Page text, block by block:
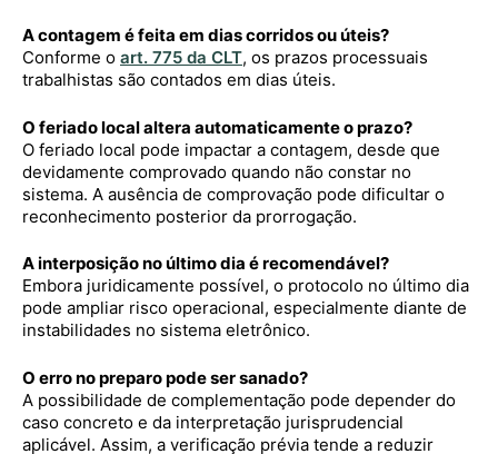
A contagem é feita em dias corridos ou úteis?
Conforme o art. 775 da CLT, os prazos processuais
trabalhistas são contados em dias úteis.
O feriado local altera automaticamente o prazo?
O feriado local pode impactar a contagem, desde que
devidamente comprovado quando não constar no
sistema. A ausência de comprovação pode dificultar o
reconhecimento posterior da prorrogação.
A interposição no último dia é recomendável?
Embora juridicamente possível, o protocolo no último dia
pode ampliar risco operacional, especialmente diante de
instabilidades no sistema eletrônico.
O erro no preparo pode ser sanado?
A possibilidade de complementação pode depender do
caso concreto e da interpretação jurisprudencial
aplicável. Assim, a verificação prévia tende a reduzir